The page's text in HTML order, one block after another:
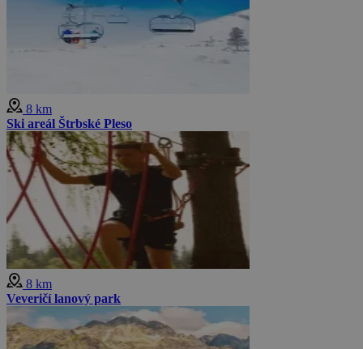
8 km
Ski areál Štrbské Pleso
8 km
Veveričí lanový park